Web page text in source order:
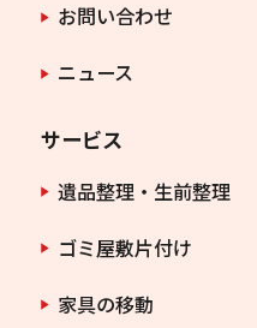
お問い合わせ
ニュース
サービス
遺品整理・生前整理
ゴミ屋敷片付け
家具の移動